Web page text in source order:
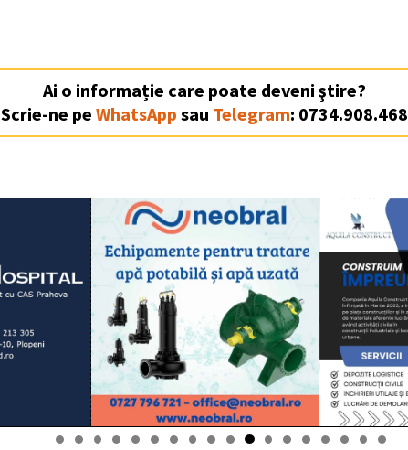
Ai o informație care poate deveni ştire?
Scrie-ne peWhatsApp sau Telegram: 0734.908.468